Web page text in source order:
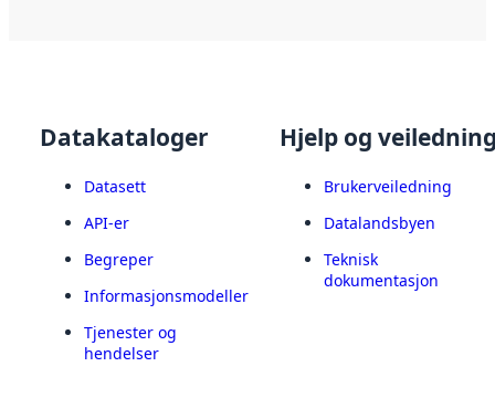
Datakataloger
Datasett
API-er
Begreper
Informasjonsmodeller
Tjenester og
hendelser
Hjelp og
Brukerveiledning
Datalandsbyen
Teknisk
dokumentasjon